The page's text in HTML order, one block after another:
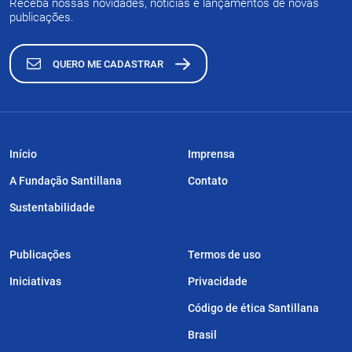
Receba nossas novidades, notícias e lançamentos de novas
publicações.
QUERO ME CADASTRAR
Início
A Fundação Santillana
Sustentabilidade
Publicações
Iniciativas
Imprensa
Contato
Termos de uso
Privacidade
Código de ética Santillana
Brasil